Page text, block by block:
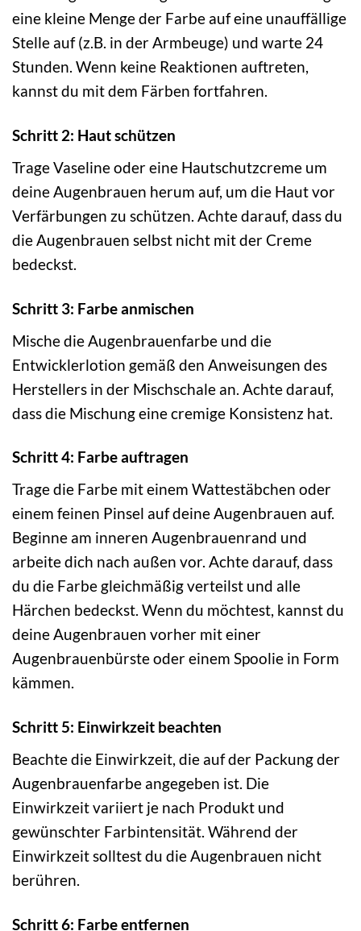
eine kleine Menge der Farbe auf eine unauffällige
Stelle auf (z.B. in der Armbeuge) und warte 24
Stunden. Wenn keine Reaktionen auftreten,
kannst du mit dem Färben fortfahren.
Schritt 2: Haut schützen
Trage Vaseline oder eine Hautschutzcreme um
deine Augenbrauen herum auf, um die Haut vor
Verfärbungen zu schützen. Achte darauf, dass du
die Augenbrauen selbst nicht mit der Creme
bedeckst.
Schritt 3: Farbe anmischen
Mische die Augenbrauenfarbe und die
Entwicklerlotion gemäß den Anweisungen des
Herstellers in der Mischschale an. Achte darauf,
dass die Mischung eine cremige Konsistenz hat.
Schritt 4: Farbe auftragen
Trage die Farbe mit einem Wattestäbchen oder
einem feinen Pinsel auf deine Augenbrauen auf.
Beginne am inneren Augenbrauenrand und
arbeite dich nach außen vor. Achte darauf, dass
du die Farbe gleichmäßig verteilst und alle
Härchen bedeckst. Wenn du möchtest, kannst du
deine Augenbrauen vorher mit einer
Augenbrauenbürste oder einem Spoolie in Form
kämmen.
Schritt 5: Einwirkzeit beachten
Beachte die Einwirkzeit, die auf der Packung der
Augenbrauenfarbe angegeben ist. Die
Einwirkzeit variiert je nach Produkt und
gewünschter Farbintensität. Während der
Einwirkzeit solltest du die Augenbrauen nicht
berühren.
Schritt 6: Farbe entfernen